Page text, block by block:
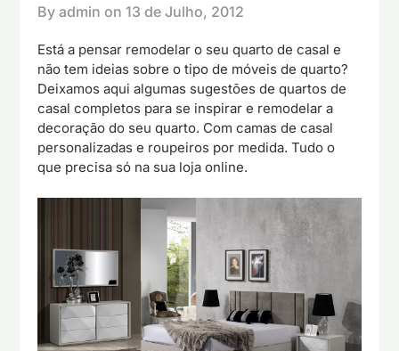
By admin on13 de Julho, 2012
Está a pensar remodelar o seu quarto de casal e
não tem ideias sobre o tipo de móveis de quarto?
Deixamos aqui algumas sugestões de quartos de
casal completos para se inspirar e remodelar a
decoração do seu quarto. Com camas de casal
personalizadas e roupeiros por medida. Tudo o
que precisa só na sua loja online.